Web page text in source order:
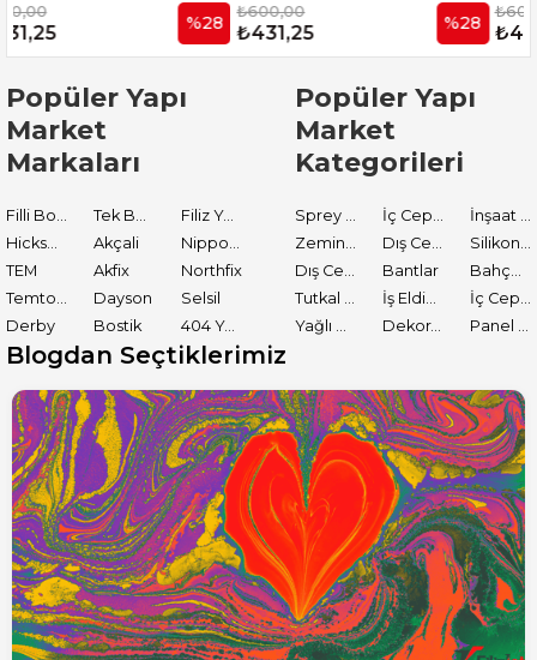
₺600,00
₺431,25 %28
₺600,00
₺431,25 %28
Popüler Yapı
Market
Markaları
Filli Boya Tek Boya
Filiz Yapı Market
Hickson Decor
Akçali
Nippon Paint
TEM
Akfix
Northfix
Temtools
Dayson
Selsil
Derby
Bostik 404 Yapıştırıcı
Popüler Yapı
Market
Kategorileri
Sprey Boyalar İç Cephe Astarları
İnşaat Tamir Malzemeleri
Zemin Boyası
Dış Cephe Boyaları
Silikon ve Mastikler
Dış Cephe Astarları
Bantlar
Bahçe El Aletleri
Tutkal ve Yapıştırıcılar
İş Eldiveni
İç Cephe Boyaları
Yağlı Boyalar
Dekoratif Boyalar Panel Kapı Boyası
Blogdan Seçtiklerimiz